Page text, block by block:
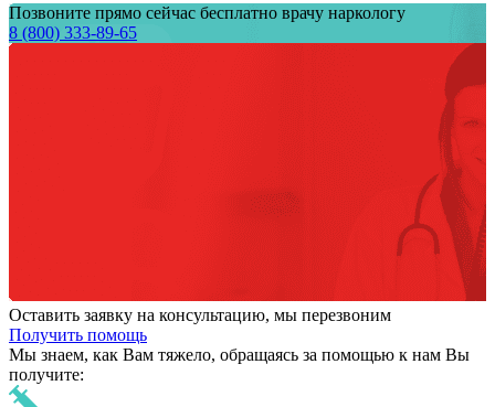
Позвоните прямо сейчас бесплатно врачу наркологу
8 (800) 333-89-65
Оставить заявку на консультацию, мы перезвоним
Получить помощь
Мы знаем, как Вам тяжело, обращаясь за помощью к нам Вы
получите: